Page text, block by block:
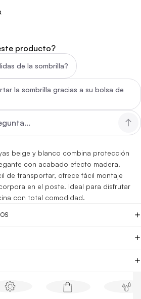
producto?
de la sombrilla?
la sombrilla gracias a su bolsa de
beige y blanco combina protección
con acabado efecto madera.
de transportar, ofrece fácil montaje
en el poste. Ideal para disfrutar
con total comodidad.